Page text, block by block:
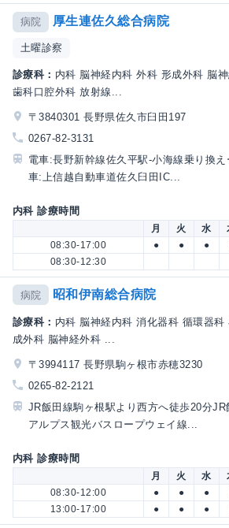
病院 厚生連佐久総合病院
土曜診察
診療科： 内科 脳神経内科 外科 形成外科 脳
歯科口腔外科 放射線...
〒3840301 長野県佐久市臼田197
0267-82-3131
電車:長野新幹線佐久平駅-小海線乗り換
車:上信越自動車道佐久臼田IC...
内科 診療時間
月 火 水
08:30-17:00
● ● ●
08:30-12:30
病院 昭和伊南総合病院
診療科： 内科 脳神経内科 消化器科 循環器
成外科 脳神経外科 ...
〒3994117 長野県駒ヶ根市赤穂3230
0265-82-2121
JR飯田線駒ヶ根駅より西方へ徒歩20分
アルプス観光バスロープウェイ線...
内科 診療時間
月 火 水
08:30-12:00
● ● ●
13:00-17:00
● ● ●